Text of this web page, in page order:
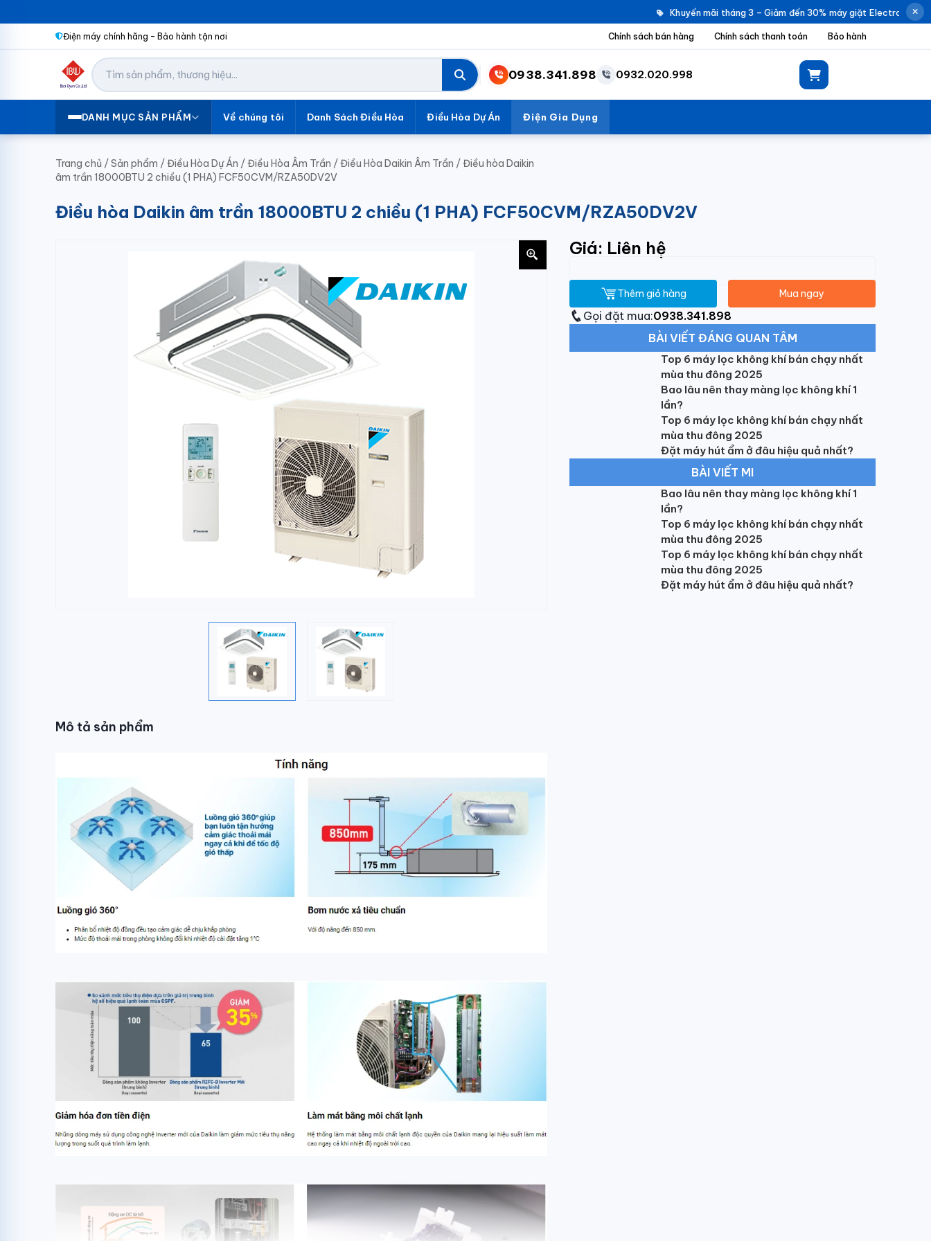
Khuyến mãi tháng 3 – Giảm đến 30% máy giặt Electrolux |
Điện máy chính hãng – Bảo hành tận nơi Chính sách bán hàng Chính sách thanh toán Bảo hành
0938.341.898 0932.020.998
DANH MỤC SẢN PHẨM Về chúng tôi Danh Sách Điều Hòa Điều Hòa Dự Án Điện Gia Dụng
Trang chủ /Sản phẩm /Điều Hòa Dự Án /Điều Hòa Âm Trần /Điều Hòa Daikin Âm Trần /Điều hòa Daikin
âm trần 18000BTU 2 chiều (1 PHA) FCF50CVM/RZA50DV2V
Điều hòa Daikin âm trần 18000BTU 2 chiều (1 PHA) FCF50CVM/RZA50DV2V
Mô tả sản phẩm
Giá: Liên hệ
Thêm giỏ hàng Mua ngay
Gọi đặt mua:0938.341.898
BÀI VIẾT ĐÁNG QUAN TÂM
Top 6 máy lọc không khí bán chạy nhất
mùa thu đông 2025
Bao lâu nên thay màng lọc không khí 1
lần?
Top 6 máy lọc không khí bán chạy nhất
mùa thu đông 2025
Đặt máy hút ẩm ở đâu hiệu quả nhất?
BÀI VIẾT MI
Bao lâu nên thay màng lọc không khí 1
lần?
Top 6 máy lọc không khí bán chạy nhất
mùa thu đông 2025
Top 6 máy lọc không khí bán chạy nhất
mùa thu đông 2025
Đặt máy hút ẩm ở đâu hiệu quả nhất?